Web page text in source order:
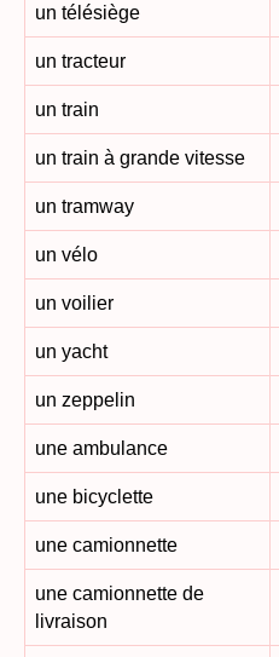
un télésiège
un tracteur
un train
un train à grande vitesse
un tramway
un vélo
un voilier
un yacht
un zeppelin
une ambulance
une bicyclette
une camionnette
une camionnette de
livraison